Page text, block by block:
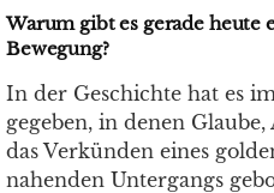
Warum gibt es gerade heute
Bewegung?
In der Geschichte hat es
gegeben, in denen Glaube,
das Verkünden eines
nahenden Untergangs